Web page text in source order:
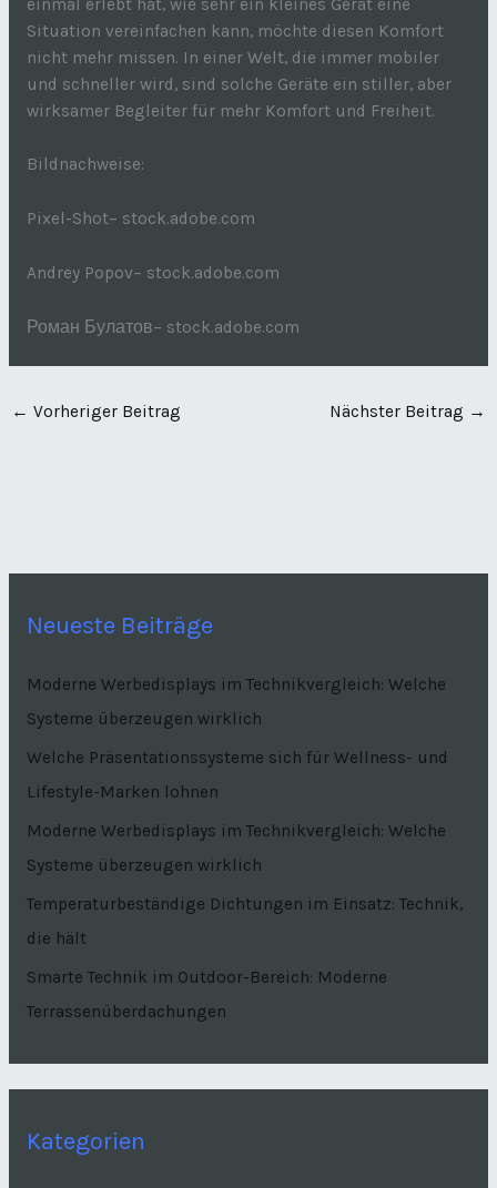
Situation vereinfachen kann, möchte diesen Komfort
nicht mehr missen. In einer Welt, die immer mobiler
und schneller wird, sind solche Geräte ein stiller, aber
wirksamer Begleiter für mehr Komfort und Freiheit.
Bildnachweise:
Pixel-Shot– stock.adobe.com
Andrey Popov– stock.adobe.com
Роман Булатов– stock.adobe.com
← Vorheriger Beitrag Nächster Beitrag →
Neueste Beiträge
Moderne Werbedisplays im Technikvergleich: Welche
Systeme überzeugen wirklich
Welche Präsentationssysteme sich für Wellness- und
Lifestyle-Marken lohnen
Moderne Werbedisplays im Technikvergleich: Welche
Systeme überzeugen wirklich
Temperaturbeständige Dichtungen im Einsatz: Technik,
die hält
Smarte Technik im Outdoor-Bereich: Moderne
Terrassenüberdachungen
Kategorien